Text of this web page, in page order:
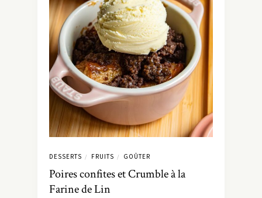
DESSERTS / FRUITS / GOÛTER
Poires confites et Crumble à la
Farine de Lin